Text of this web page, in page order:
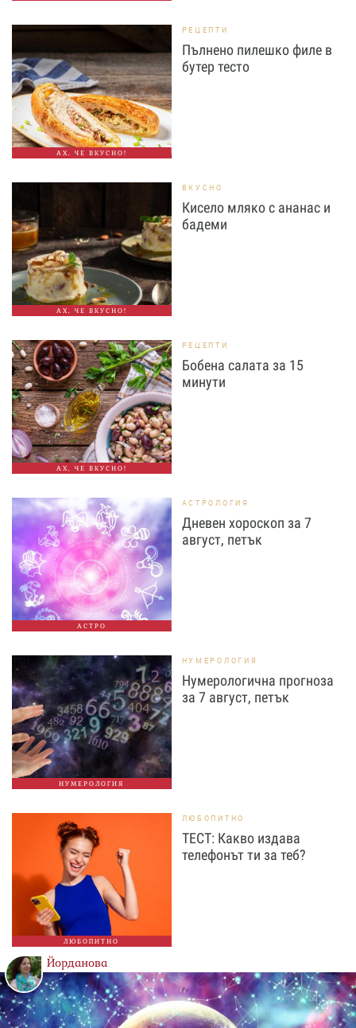
АХ, ЧЕ ВКУСНО!
РЕЦЕПТИ
Пълнено пилешко филе в
бутер тесто
АХ, ЧЕ ВКУСНО!
ВКУСНО
Кисело мляко с ананас и
бадеми
АХ, ЧЕ ВКУСНО!
РЕЦЕПТИ
Бобена салата за 15
минути
АСТРО
АСТРОЛОГИЯ
Дневен хороскоп за 7
август, петък
НУМЕРОЛОГИЯ
НУМЕРОЛОГИЯ
Нумерологична прогноза
за 7 август, петък
ЛЮБОПИТНО
ЛЮБОПИТНО
ТЕСТ: Какво издава
телефонът ти за теб?
Йорданова